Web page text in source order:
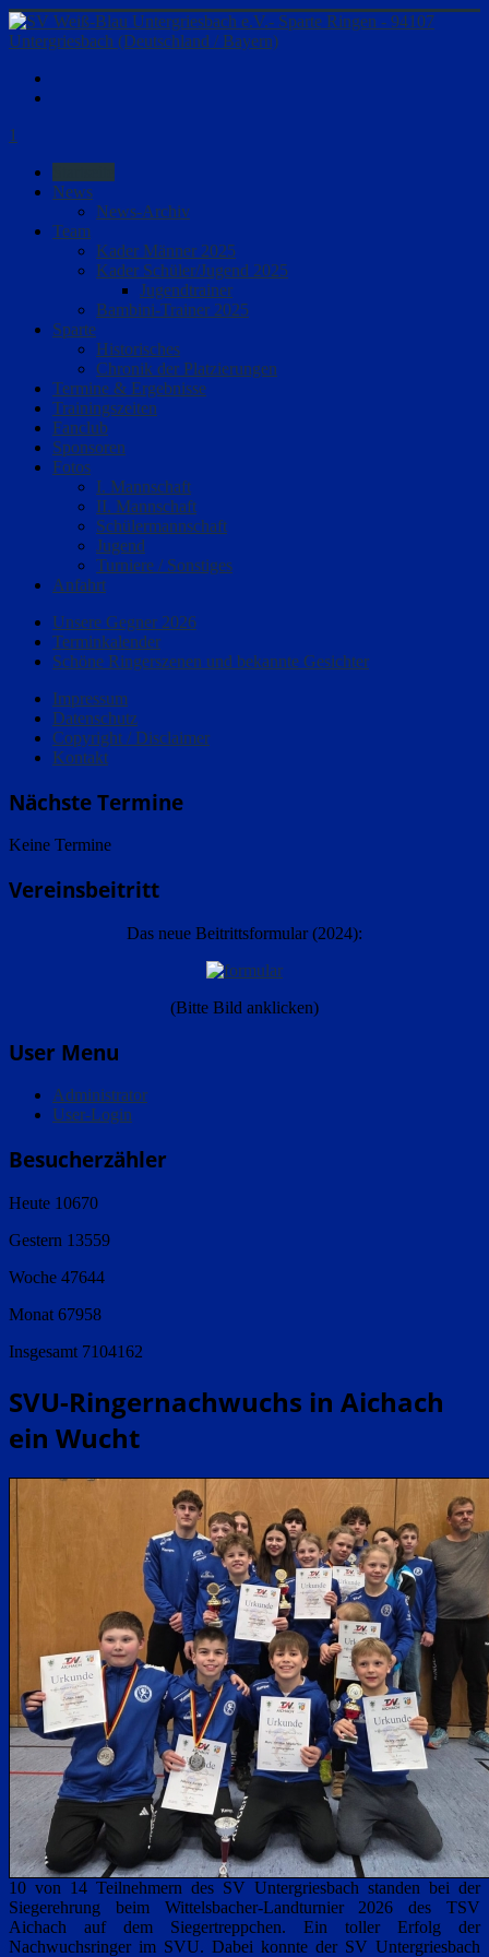
1
News
News-Archiv
Team
Kader Männer 2025
Kader Schüler/Jugend 2025
Jugendtrainer
Bambini-Trainer 2025
Sparte
Historisches
Chronik der Platzierungen
Termine & Ergebnisse
Trainingszeiten
Fanclub
Sponsoren
Fotos
I. Mannschaft
II. Mannschaft
Schülermannschaft
Jugend
Turniere / Sonstiges
Anfahrt
Unsere Gegner 2026
Terminkalender
Schöne Ringerszenen und bekannte Gesichter
Impressum
Datenschutz
Copyright / Disclaimer
Kontakt
Nächste Termine
Keine Termine
Vereinsbeitritt
Das neue Beitrittsformular (2024):
(Bitte Bild anklicken)
User Menu
Administrator
User-Login
Besucherzähler
Heute 10670
Gestern 13559
Woche 47644
Monat 67958
Insgesamt 7104162
SVU-Ringernachwuchs in Aichach
ein Wucht
10 von 14 Teilnehmern des SV Untergriesbach standen bei der
Siegerehrung beim Wittelsbacher-Landturnier 2026 des TSV
Aichach auf dem Siegertreppchen. Ein toller Erfolg der
Nachwuchsringer im SVU. Dabei konnte der SV Untergriesbach